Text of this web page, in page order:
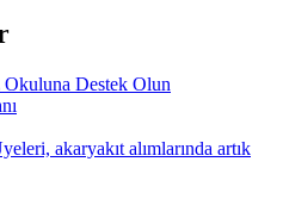
Destek Olun
akaryakıt alımlarında artık